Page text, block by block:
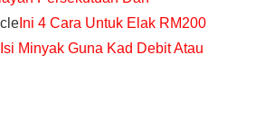
Ini 4 Cara Untuk Elak RM200
Isi Minyak Guna Kad Debit Atau